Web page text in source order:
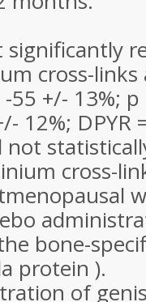
cross-links
55 +/- 13%;
12%; DPYR
not
cross-
bone-
protein ).
of